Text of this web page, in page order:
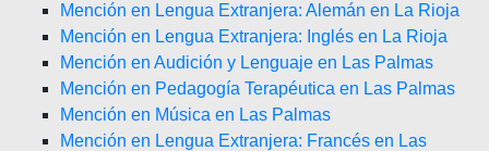
Mención en Lengua Extranjera: Alemán en La Rioja
Mención en Lengua Extranjera: Inglés en La Rioja
Mención en Audición y Lenguaje en Las Palmas
Mención en Pedagogía Terapéutica en Las Palmas
Mención en Música en Las Palmas
Mención en Lengua Extranjera: Francés en Las